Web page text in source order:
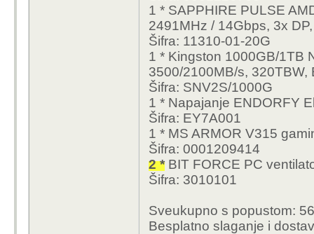
1 * SAPPHIRE PULSE
2491MHz / 14Gbps, 3x
Šifra: 11310-01-20G
1 * Kingston 1000GB/1TB
3500/2100MB/s,
Šifra: SNV2S/1000G
1 * Napajanje ENDORFY
Šifra: EY7A001
1 * MS ARMOR V315
Šifra: 0001209414
2 * BIT FORCE PC
Šifra: 3010101
Sveukupno s popustom:
Besplatno slaganje i